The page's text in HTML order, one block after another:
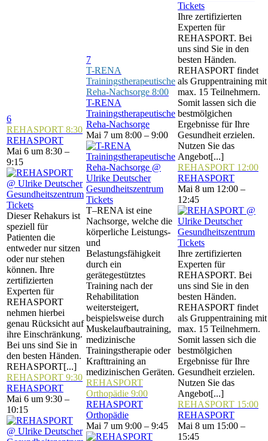
6
REHASPORT 8:30
REHASPORT
Mai 6 um 8:30 –
9:15
Tickets
Dieser Rehakurs ist
speziell für
Patienten die
entweder nur sitzen
oder nur stehen
können. Ihre
zertifizierten
Experten für
REHASPORT
nehmen hierbei
genau Rücksicht auf
ihre Einschränkung.
Bei uns sind Sie in
den besten Händen.
REHASPORT[...]
REHASPORT 9:30
REHASPORT
Mai 6 um 9:30 –
10:15
7
T-RENA
Trainingstherapeutische
Reha-Nachsorge 8:00
T-RENA
Trainingstherapeutische
Reha-Nachsorge
Mai 7 um 8:00 – 9:00
Tickets
T–RENA ist eine
Nachsorge, welche die
körperliche Leistungs-
und
Belastungsfähigkeit
durch ein
gerätegestütztes
Training nach der
Rehabilitation
weitersteigert,
beispielsweise durch
Muskelaufbautraining,
medizinische
Trainingstherapie oder
Krafttraining an
medizinischen Geräten.
REHASPORT
Orthopädie 9:00
REHASPORT
Orthopädie
Mai 7 um 9:00 – 9:45
Tickets
Ihre zertifizierten
Experten für
REHASPORT. Bei
uns sind Sie in den
besten Händen.
REHASPORT findet
als Gruppentraining mit
max. 15 Teilnehmern.
Somit lassen sich die
bestmölgichen
Ergebnisse für Ihre
Gesundheit erzielen.
Nutzen Sie das
Angebot[...]
REHASPORT 12:00
REHASPORT
Mai 8 um 12:00 –
12:45
Tickets
Ihre zertifizierten
Experten für
REHASPORT. Bei
uns sind Sie in den
besten Händen.
REHASPORT findet
als Gruppentraining mit
max. 15 Teilnehmern.
Somit lassen sich die
bestmölgichen
Ergebnisse für Ihre
Gesundheit erzielen.
Nutzen Sie das
Angebot[...]
REHASPORT 15:00
REHASPORT
Mai 8 um 15:00 –
15:45